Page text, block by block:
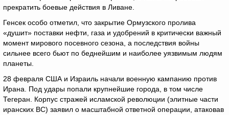
прекратить боевые действия в Ливане.
Генсек особо отметил, что закрытие Ормузского пролива
«душит» поставки нефти, газа и удобрений в критически важный
момент мирового посевного сезона, а последствия войны
сильнее всего бьют по беднейшим и наиболее уязвимым людям
планеты.
28 февраля США и Израиль начали военную кампанию против
Ирана. Под удары попали крупнейшие города, в том числе
Тегеран. Корпус стражей исламской революции (элитные части
иранских ВС) заявил о масштабной ответной операции, атаковав